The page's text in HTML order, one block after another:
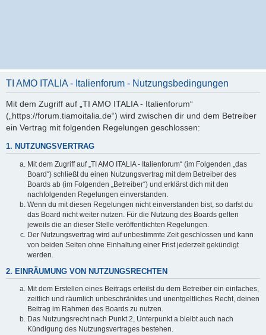
TI AMO ITALIA - Italienforum - Nutzungsbedingungen
Mit dem Zugriff auf „TI AMO ITALIA - Italienforum“
(„https://forum.tiamoitalia.de“) wird zwischen dir und dem Betreiber
ein Vertrag mit folgenden Regelungen geschlossen:
1. NUTZUNGSVERTRAG
Mit dem Zugriff auf „TI AMO ITALIA - Italienforum“ (im Folgenden „das
Board“) schließt du einen Nutzungsvertrag mit dem Betreiber des
Boards ab (im Folgenden „Betreiber“) und erklärst dich mit den
nachfolgenden Regelungen einverstanden.
Wenn du mit diesen Regelungen nicht einverstanden bist, so darfst du
das Board nicht weiter nutzen. Für die Nutzung des Boards gelten
jeweils die an dieser Stelle veröffentlichten Regelungen.
Der Nutzungsvertrag wird auf unbestimmte Zeit geschlossen und kann
von beiden Seiten ohne Einhaltung einer Frist jederzeit gekündigt
werden.
2. EINRÄUMUNG VON NUTZUNGSRECHTEN
Mit dem Erstellen eines Beitrags erteilst du dem Betreiber ein einfaches,
zeitlich und räumlich unbeschränktes und unentgeltliches Recht, deinen
Beitrag im Rahmen des Boards zu nutzen.
Das Nutzungsrecht nach Punkt 2, Unterpunkt a bleibt auch nach
Kündigung des Nutzungsvertrages bestehen.